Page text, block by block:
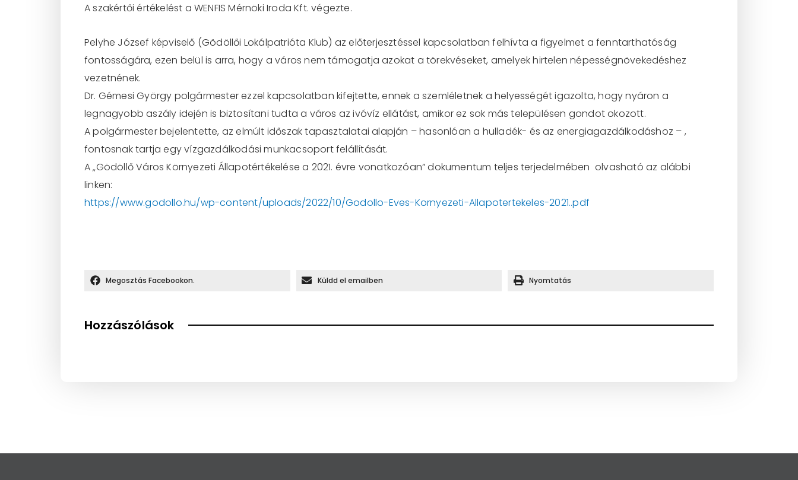
A szakértői értékelést a WENFIS Mérnöki Iroda Kft. végezte.
Pelyhe József képviselő (Gödöllői Lokálpatrióta Klub) az előterjesztéssel kapcsolatban felhívta a figyelmet a fenntarthatóság
fontosságára, ezen belül is arra, hogy a város nem támogatja azokat a törekvéseket, amelyek hirtelen népességnövekedéshez
vezetnének.
Dr. Gémesi György polgármester ezzel kapcsolatban kifejtette, ennek a szemléletnek a helyességét igazolta, hogy nyáron a
legnagyobb aszály idején is biztosítani tudta a város az ivóvíz ellátást, amikor ez sok más településen gondot okozott.
A polgármester bejelentette, az elmúlt időszak tapasztalatai alapján – hasonlóan a hulladék- és az energiagazdálkodáshoz – ,
fontosnak tartja egy vízgazdálkodási munkacsoport felállítását.
A „Gödöllő Város Környezeti Állapotértékelése a 2021. évre vonatkozóan” dokumentum teljes terjedelmében olvasható az alábbi
linken:
https://www.godollo.hu/wp-content/uploads/2022/10/Godollo-Eves-Kornyezeti-Allapotertekeles-2021..pdf
Megosztás Facebookon. Küldd el emailben Nyomtatás
Hozzászólások